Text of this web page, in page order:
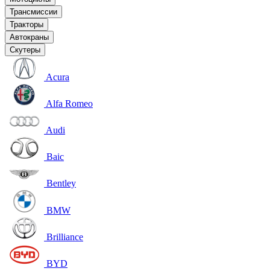
Трансмиссии
Тракторы
Автокраны
Скутеры
Acura
Alfa Romeo
Audi
Baic
Bentley
BMW
Brilliance
BYD